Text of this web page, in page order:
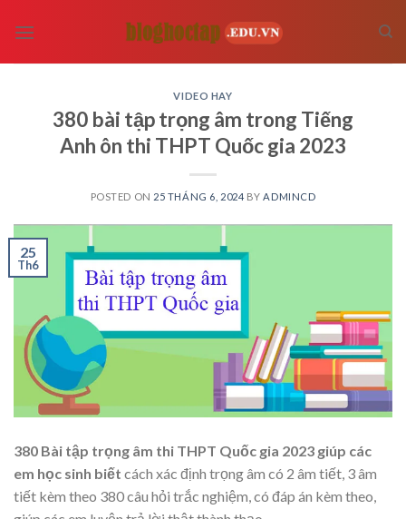
VIDEO HAY
380 bài tập trọng âm trong Tiếng
Anh ôn thi THPT Quốc gia 2023
POSTED ON 25 THÁNG 6, 2024 BY ADMINCD
25
Th6
380 Bài tập trọng âm thi THPT Quốc gia 2023 giúp các
em học sinh biết cách xác định trọng âm có 2 âm tiết, 3 âm
tiết kèm theo 380 câu hỏi trắc nghiệm, có đáp án kèm theo,